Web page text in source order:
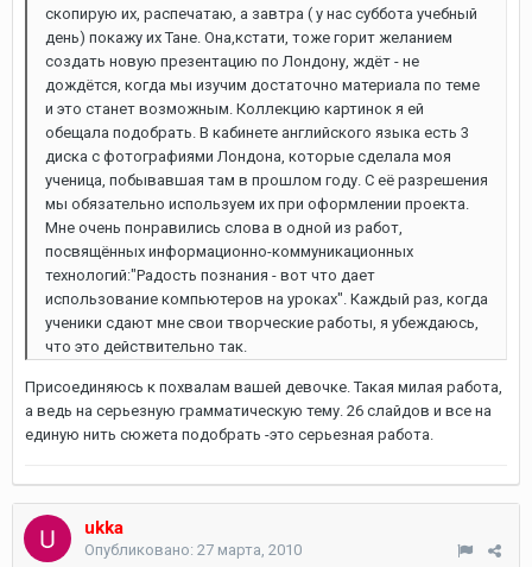
скопирую их, распечатаю, а завтра ( у нас суббота учебный
день) покажу их Тане. Она,кстати, тоже горит желанием
создать новую презентацию по Лондону, ждёт - не
дождётся, когда мы изучим достаточно материала по теме
и это станет возможным. Коллекцию картинок я ей
обещала подобрать. В кабинете английского языка есть 3
диска с фотографиями Лондона, которые сделала моя
ученица, побывавшая там в прошлом году. С её разрешения
мы обязательно используем их при оформлении проекта.
Мне очень понравились слова в одной из работ,
посвящённых информационно-коммуникационных
технологий:"Радость познания - вот что дает
использование компьютеров на уроках". Каждый раз, когда
ученики сдают мне свои творческие работы, я убеждаюсь,
что это действительно так.
Присоединяюсь к похвалам вашей девочке. Такая милая работа,
а ведь на серьезную грамматическую тему. 26 слайдов и все на
единую нить сюжета подобрать -это серьезная работа.
ukka
Опубликовано: 27 марта, 2010